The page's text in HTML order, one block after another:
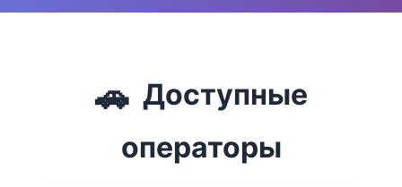
🚗 Доступные
операторы